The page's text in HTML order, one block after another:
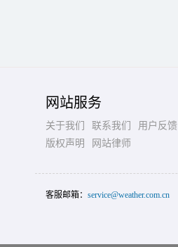
网站服务
关于我们 联系我们
用户反馈
版权声明
网站律师
客服邮箱： service@weather.com.cn